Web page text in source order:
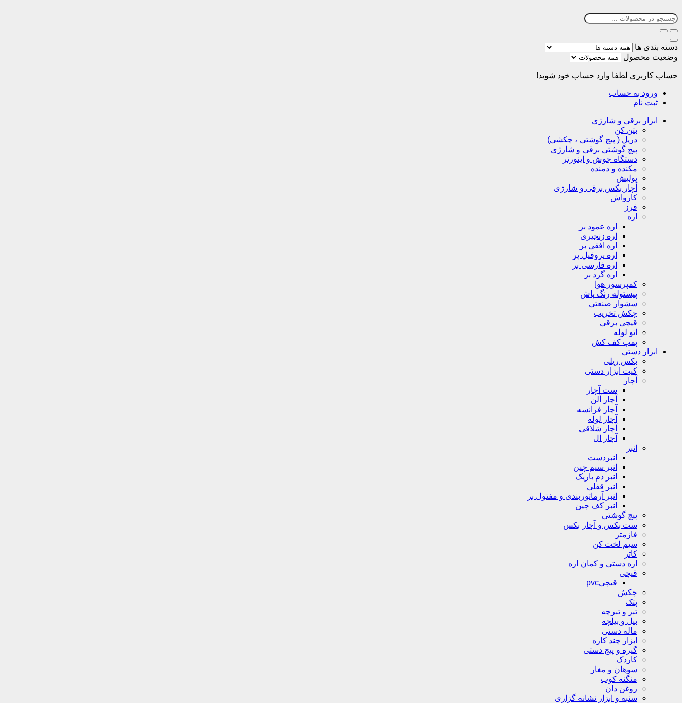
دسته بندی ها
وضعیت محصول
حساب کاربری لطفا وارد حساب خود شوید!
ورود به حساب
ثبت نام
ابزار برقی و شارژی
بتن کن
دریل ( پیچ گوشتی ، چکشی)
پیچ گوشتی برقی و شارژی
دستگاه جوش و اینورتر
مکنده و دمنده
پولیش
آچار بکس برقی و شارژی
کارواش
فرز
اره
اره عمود بر
اره زنجیری
اره افقی بر
اره پروفیل پر
اره فارسی بر
اره گرد بر
کمپرسور هوا
پیستوله رنگ پاش
سشوار صنعتی
چکش تخریب
قیچی برقی
اتو لوله
پمپ کف کش
ابزار دستی
بکس ریلی
کیت ابزار دستی
آچار
ست آچار
آچار آلن
آچار فرانسه
آچار لوله
آچار شلاقی
آچار ال
انبر
انبردست
انبر سیم چین
انبر دم باریک
انبر قفلی
انبر آرماتوربندی و مفتول بر
انبر کف چین
پیچ گوشتی
ست بکس و آچار بکس
فازمتر
سیم لخت کن
کاتر
اره دستی و کمان اره
قیچی
قیچیpvc
چکش
پتک
تبر و تبرچه
بیل و بیلچه
ماله دستی
ابزار چند کاره
گیره و پیج دستی
کاردک
سوهان و مغار
منگنه کوب
روغن دان
سنبه و ابزار نشانه گزاری